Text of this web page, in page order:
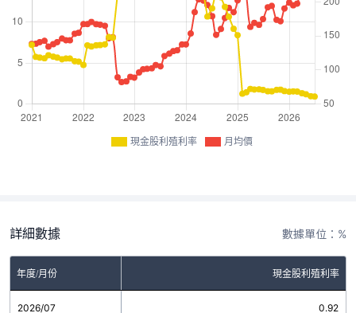
現金股利殖利率 月均價
詳細數據 數據單位：%
年度/月份 現金股利殖利率
2026/07 0.92